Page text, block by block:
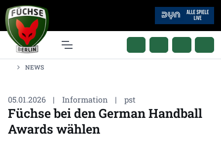
NEWS
05.01.2026 | Information | pst
Füchse bei den German Handball
Awards wählen